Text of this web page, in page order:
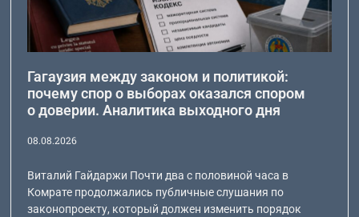
Гагаузия между законом и политикой:
почему спор о выборах оказался спором
о доверии. Аналитика выходного дня
08.08.2026
Виталий Гайдаржи Почти два с половиной часа в
Комрате продолжались публичные слушания по
законопроекту, который должен изменить порядок